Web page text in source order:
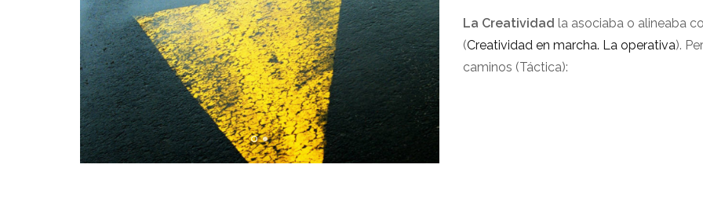
La Creatividad la asociaba o alineaba
(Creatividad en marcha. La operativa).
caminos (Táctica):